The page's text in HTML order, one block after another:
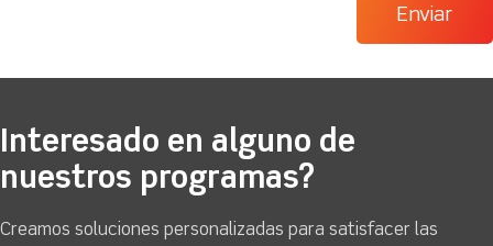
Interesado en alguno de
nuestros programas?
Creamos soluciones personalizadas para satisfacer las